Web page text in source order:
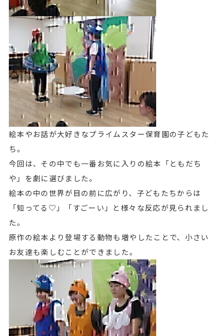
絵本やお話が大好きなプライムスター保育園の子どもた
ち。
今回は、その中でも一番お気に入りの絵本「ともだち
や」を劇に選びました。
絵本の中の世界が目の前に広がり、子どもたちからは
「知ってる♡」「すごーい」と様々な反応が見られまし
た。
原作の絵本より登場する動物も増やしたことで、小さい
お友達も楽しむことができました。